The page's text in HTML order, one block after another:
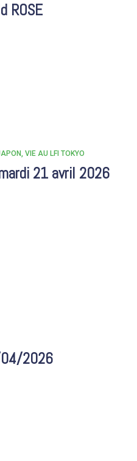
ROSE
VIE AU LFI TOKYO
21 avril 2026
2026